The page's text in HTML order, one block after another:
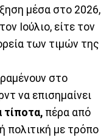
μέσα στο 2026,
Ιούλιο, είτε τον
των τιμών της
στο
να επισημαίνει
τίποτα, πέρα από
πολιτική με τρόπο